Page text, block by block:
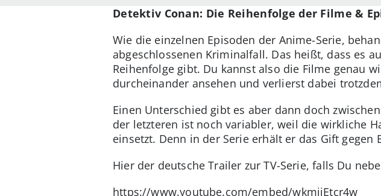
Detektiv Conan: Die Reihenfolge der Filme &
Wie die einzelnen Episoden der Anime-Serie,
abgeschlossenen Kriminalfall. Das heißt, dass es
Reihenfolge gibt. Du kannst also die Filme genau
durcheinander ansehen und verlierst dabei
Einen Unterschied gibt es aber dann doch
der letzteren ist noch variabler, weil die wirkliche
einsetzt. Denn in der Serie erhält er das Gift
Hier der deutsche Trailer zur TV-Serie, falls Du
https://www.youtube.com/embed/wkmijEtcr4w